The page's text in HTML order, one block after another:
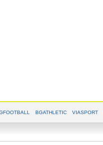
BGATHLETIC VIASPORT